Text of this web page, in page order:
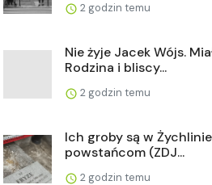
2 godzin temu
Nie żyje Jacek Wójs.
Rodzina i bliscy...
2 godzin temu
Ich groby są w
powstańcom (ZDJ...
2 godzin temu